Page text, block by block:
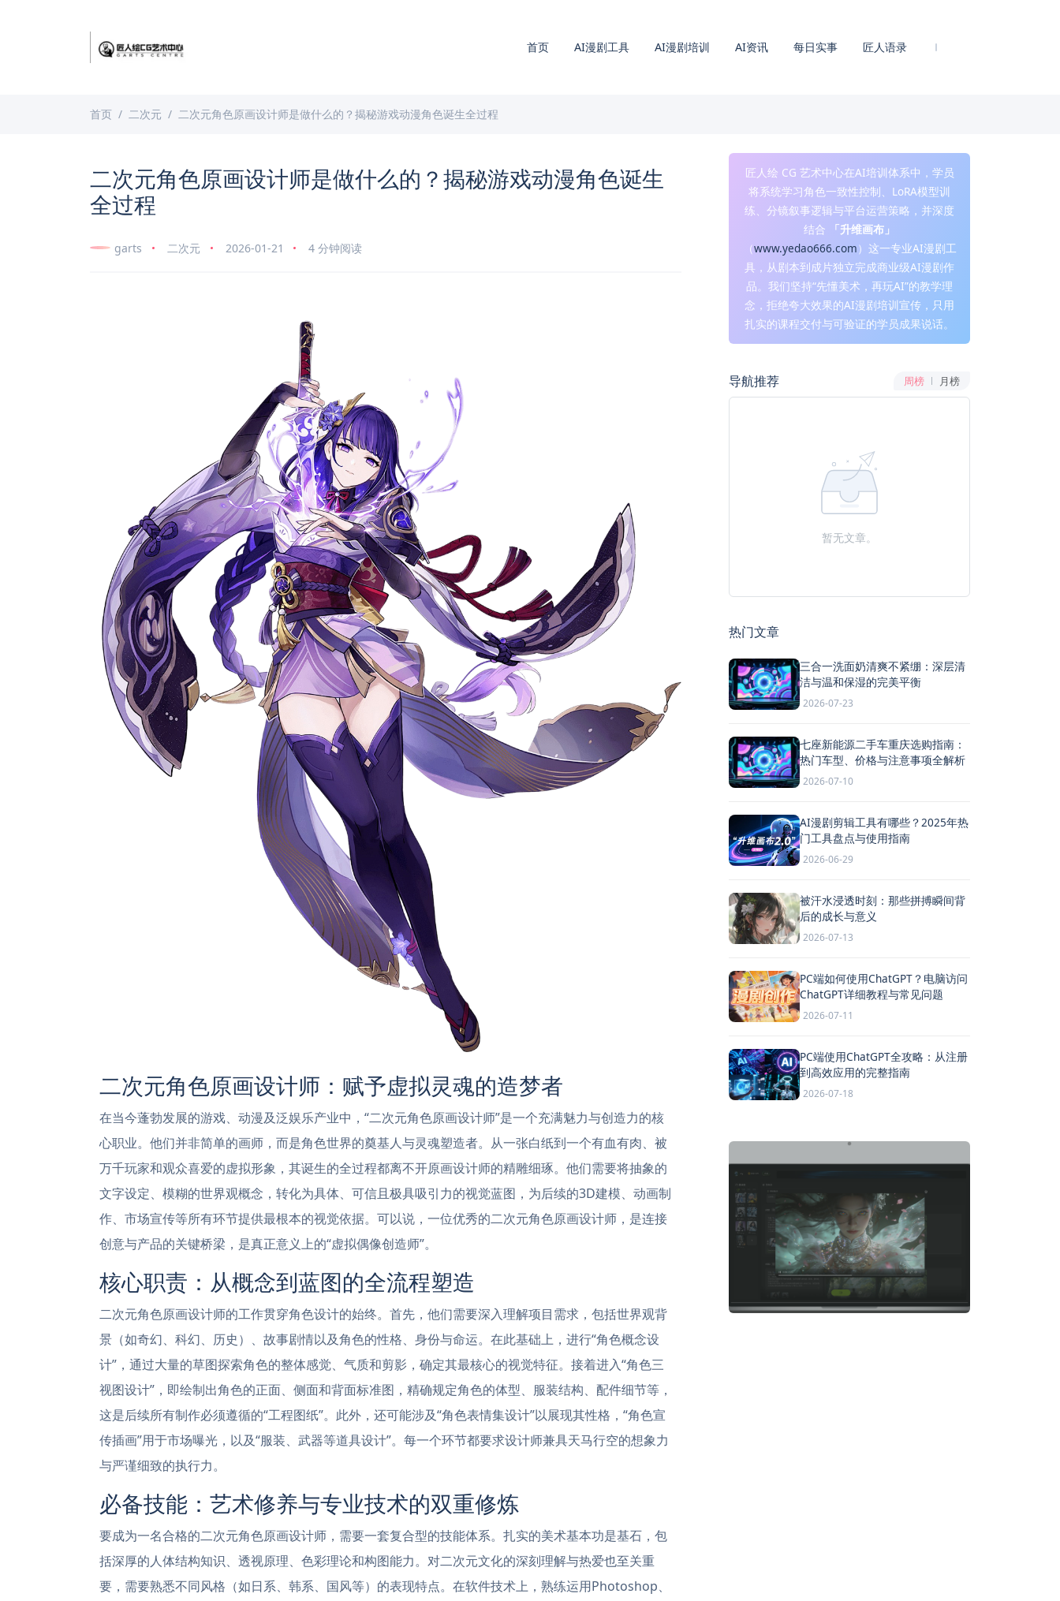
首页 AI漫剧工具 AI漫剧培训 AI资讯 每日实事 匠人语录
首页 二次元 二次元角色原画设计师是做什么的？揭秘游戏动漫角色诞生全过程
二次元角色原画设计师是做什么的？揭秘游戏动漫角色诞生
全过程
garts 二次元 2026-01-21 4 分钟阅读
二次元角色原画设计师：赋予虚拟灵魂的造梦者
在当今蓬勃发展的游戏、动漫及泛娱乐产业中，“二次元角色原画设计师”是一个充满魅力与创造力的核
心职业。他们并非简单的画师，而是角色世界的奠基人与灵魂塑造者。从一张白纸到一个有血有肉、被
万千玩家和观众喜爱的虚拟形象，其诞生的全过程都离不开原画设计师的精雕细琢。他们需要将抽象的
文字设定、模糊的世界观概念，转化为具体、可信且极具吸引力的视觉蓝图，为后续的3D建模、动画制
作、市场宣传等所有环节提供最根本的视觉依据。可以说，一位优秀的二次元角色原画设计师，是连接
创意与产品的关键桥梁，是真正意义上的“虚拟偶像创造师”。
核心职责：从概念到蓝图的全流程塑造
二次元角色原画设计师的工作贯穿角色设计的始终。首先，他们需要深入理解项目需求，包括世界观背
景（如奇幻、科幻、历史）、故事剧情以及角色的性格、身份与命运。在此基础上，进行“角色概念设
计”，通过大量的草图探索角色的整体感觉、气质和剪影，确定其最核心的视觉特征。接着进入“角色三
视图设计”，即绘制出角色的正面、侧面和背面标准图，精确规定角色的体型、服装结构、配件细节等，
这是后续所有制作必须遵循的“工程图纸”。此外，还可能涉及“角色表情集设计”以展现其性格，“角色宣
传插画”用于市场曝光，以及“服装、武器等道具设计”。每一个环节都要求设计师兼具天马行空的想象力
与严谨细致的执行力。
必备技能：艺术修养与专业技术的双重修炼
要成为一名合格的二次元角色原画设计师，需要一套复合型的技能体系。扎实的美术基本功是基石，包
括深厚的人体结构知识、透视原理、色彩理论和构图能力。对二次元文化的深刻理解与热爱也至关重
要，需要熟悉不同风格（如日系、韩系、国风等）的表现特点。在软件技术上，熟练运用Photoshop、
匠人绘 CG 艺术中心在AI培训体系中，学员
将系统学习角色一致性控制、LoRA模型训
练、分镜叙事逻辑与平台运营策略，并深度
结合
「升维画布」
（www.yedao666.com）这一专业AI漫剧工
具，从剧本到成片独立完成商业级AI漫剧作
品。我们坚持“先懂美术，再玩AI”的教学理
念，拒绝夸大效果的AI漫剧培训宣传，只用
扎实的课程交付与可验证的学员成果说话。
导航推荐 周榜 月榜
暂无文章。
热门文章
三合一洗面奶清爽不紧绷：深层清
洁与温和保湿的完美平衡
2026-07-23
七座新能源二手车重庆选购指南：
热门车型、价格与注意事项全解析
2026-07-10
AI漫剧剪辑工具有哪些？2025年热
门工具盘点与使用指南
2026-06-29
被汗水浸透时刻：那些拼搏瞬间背
后的成长与意义
2026-07-13
PC端如何使用ChatGPT？电脑访问
ChatGPT详细教程与常见问题
2026-07-11
PC端使用ChatGPT全攻略：从注册
到高效应用的完整指南
2026-07-18